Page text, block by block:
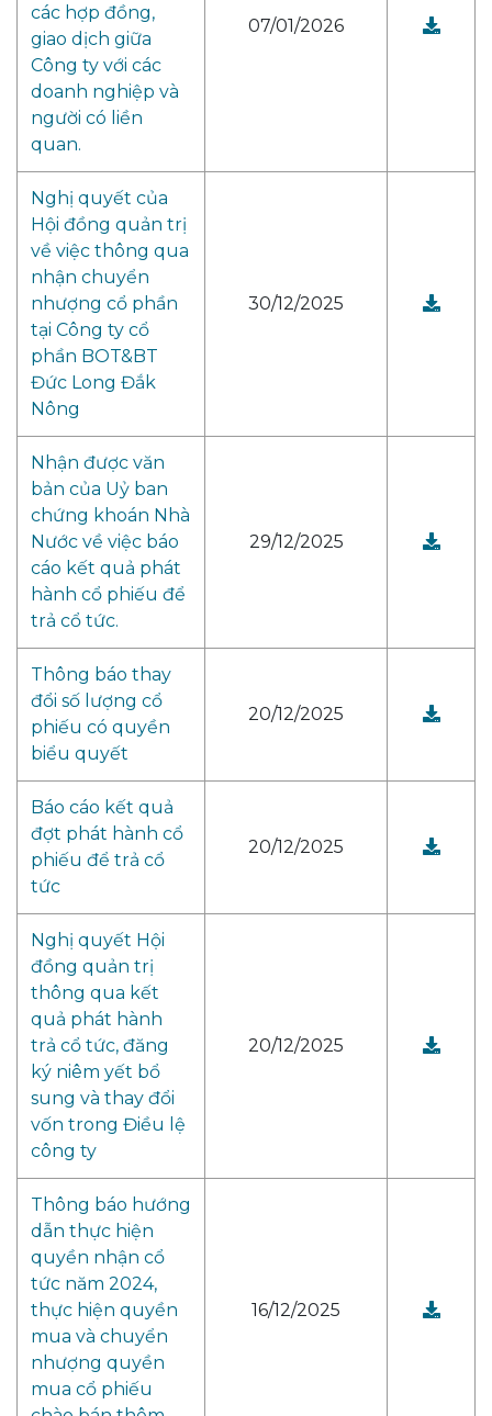
các hợp đồng,
giao dịch giữa
Công ty với các
doanh nghiệp và
người có liền
quan.
07/01/2026
Nghị quyết của
Hội đồng quản trị
về việc thông qua
nhận chuyển
nhượng cổ phần
tại Công ty cổ
phần BOT&BT
Đức Long Đắk
Nông
30/12/2025
Nhận được văn
bản của Uỷ ban
chứng khoán Nhà
Nước về việc báo
cáo kết quả phát
hành cổ phiếu để
trả cổ tức.
29/12/2025
Thông báo thay
đổi số lượng cổ
phiếu có quyền
biểu quyết
20/12/2025
Báo cáo kết quả
đợt phát hành cổ
phiếu để trả cổ
tức
20/12/2025
Nghị quyết Hội
đồng quản trị
thông qua kết
quả phát hành
trả cổ tức, đăng
ký niêm yết bổ
sung và thay đổi
vốn trong Điều lệ
công ty
20/12/2025
Thông báo hướng
dẫn thực hiện
quyền nhận cổ
tức năm 2024,
thực hiện quyền
mua và chuyển
nhượng quyền
mua cổ phiếu
16/12/2025